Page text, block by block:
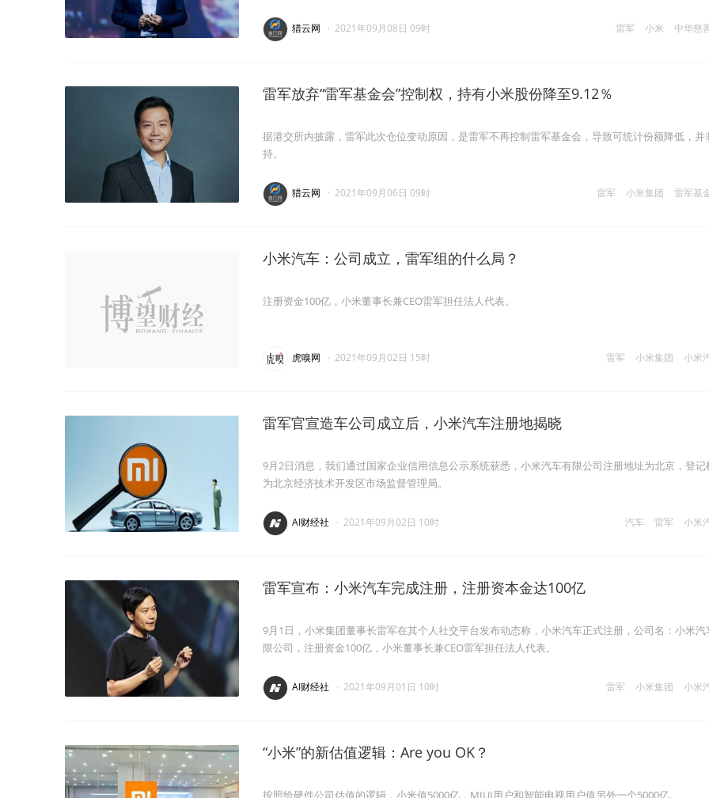
雷军 小米 中华慈
猎云网 · 2021年09月08日 09时
雷军放弃“雷军基金会”控制权，持有小米股份降至9.12％
据港交所内披露，雷军此次仓位变动原因，是雷军不再控制雷军基金会，导致可统计份额降低，并
持。
雷军 小米集团 雷军基
猎云网 · 2021年09月06日 09时
小米汽车：公司成立，雷军组的什么局？
注册资金100亿，小米董事长兼CEO雷军担任法人代表。
雷军 小米集团 小米
虎嗅网 · 2021年09月02日 15时
雷军官宣造车公司成立后，小米汽车注册地揭晓
9月2日消息，我们通过国家企业信用信息公示系统获悉，小米汽车有限公司注册地址为北京，登记
为北京经济技术开发区市场监督管理局。
汽车 雷军 小米
AI财经社 · 2021年09月02日 10时
雷军宣布：小米汽车完成注册，注册资本金达100亿
9月1日，小米集团董事长雷军在其个人社交平台发布动态称，小米汽车正式注册，公司名：小米汽
限公司，注册资金100亿，小米董事长兼CEO雷军担任法人代表。
雷军 小米集团 小米
AI财经社 · 2021年09月01日 10时
“小米”的新估值逻辑：Are you OK？
按照给硬件公司估值的逻辑，小米值5000亿，MIUI用户和智能电视用户值另外一个5000亿。